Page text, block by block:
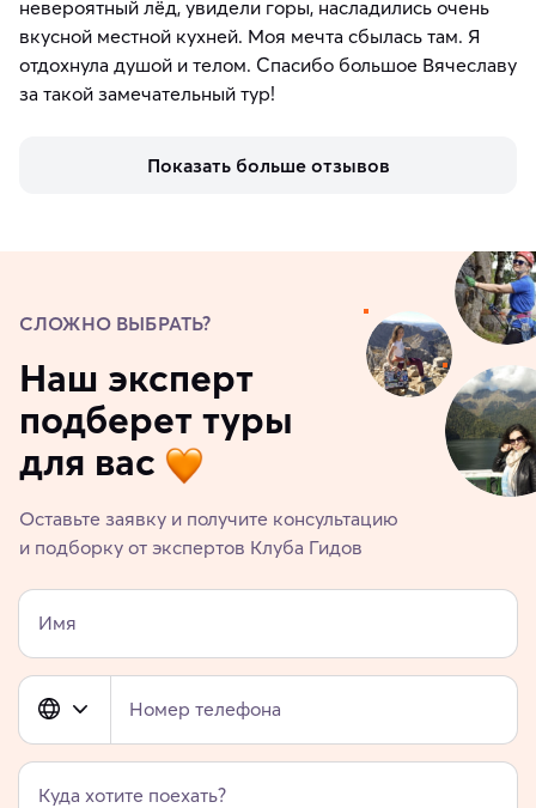
невероятный лёд, увидели горы, насладились очень
вкусной местной кухней. Моя мечта сбылась там. Я
отдохнула душой и телом. Спасибо большое Вячеславу
за такой замечательный тур!
Показать больше отзывов
СЛОЖНО ВЫБРАТЬ?
Наш эксперт
подберет туры
для вас
Оставьте заявку и получите консультацию
и подборку от экспертов Клуба Гидов
Имя
Номер телефона
Куда хотите поехать?